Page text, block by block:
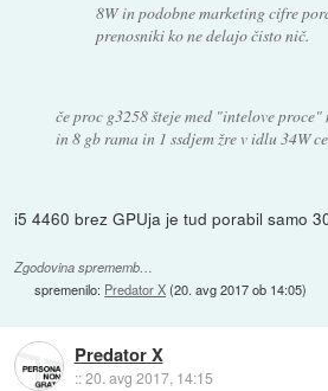
8W in podobne marketing cifre
prenosniki ko ne delajo čisto nič.
če proc g3258 šteje med "intelove proce"
in 8 gb rama in 1 ssdjem žre v idlu 34W
i5 4460 brez GPUja je tud porabil samo
Zgodovina sprememb…
spremenilo: Predator X(20. avg 2017 ob 14:05)
Predator X
::20. avg 2017, 14:15